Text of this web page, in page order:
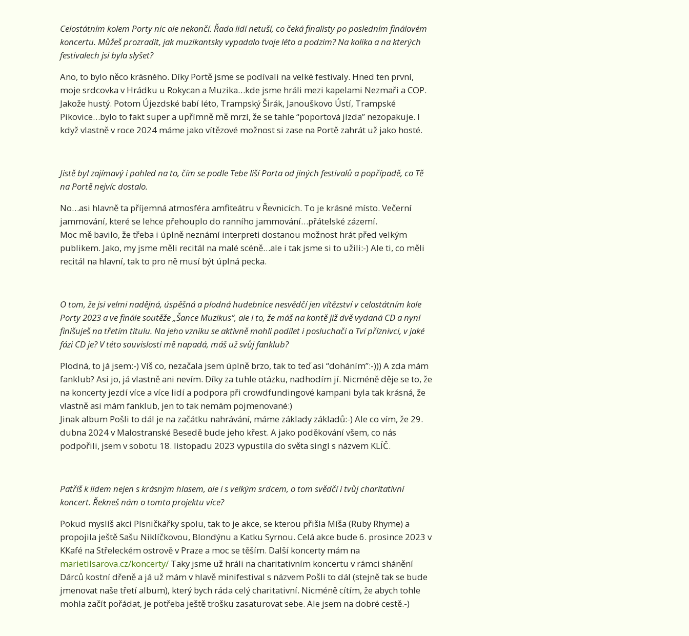
Celostátním kolem Porty nic ale nekončí. Řada lidí netuší, co čeká finalisty po posledním finálovém
koncertu. Můžeš prozradit, jak muzikantsky vypadalo tvoje léto a podzim? Na kolika a na kterých
festivalech jsi byla slyšet?
Ano, to bylo něco krásného. Díky Portě jsme se podívali na velké festivaly. Hned ten první,
moje srdcovka v Hrádku u Rokycan a Muzika…kde jsme hráli mezi kapelami Nezmaři a COP.
Jakože hustý. Potom Újezdské babí léto, Trampský Širák, Janouškovo Ústí, Trampské
Pikovice…bylo to fakt super a upřímně mě mrzí, že se tahle “poportová jízda” nezopakuje. I
když vlastně v roce 2024 máme jako vítězové možnost si zase na Portě zahrát už jako hosté.
Jistě byl zajímavý i pohled na to, čím se podle Tebe liší Porta od jiných festivalů a popřípadě, co Tě
na Portě nejvíc dostalo.
No…asi hlavně ta příjemná atmosféra amfiteátru v Řevnicích. To je krásné místo. Večerní
jammování, které se lehce přehouplo do ranního jammování…přátelské zázemí.
Moc mě bavilo, že třeba i úplně neznámí interpreti dostanou možnost hrát před velkým
publikem. Jako, my jsme měli recitál na malé scéně…ale i tak jsme si to užili:-) Ale ti, co měli
recitál na hlavní, tak to pro ně musí být úplná pecka.
O tom, že jsi velmi nadějná, úspěšná a plodná hudebnice nesvědčí jen vítězství v celostátním kole
Porty 2023 a ve finále soutěže „Šance Muzikus“, ale i to, že máš na kontě již dvě vydaná CD a nyní
finišuješ na třetím titulu. Na jeho vzniku se aktivně mohli podílet i posluchači a Tví příznivci, v jaké
fázi CD je? V této souvislosti mě napadá, máš už svůj fanklub?
Plodná, to já jsem:-) Víš co, nezačala jsem úplně brzo, tak to teď asi “doháním”:-))) A zda mám
fanklub? Asi jo, já vlastně ani nevím. Díky za tuhle otázku, nadhodím jí. Nicméně děje se to, že
na koncerty jezdí více a více lidí a podpora při crowdfundingové kampani byla tak krásná, že
vlastně asi mám fanklub, jen to tak nemám pojmenované:)
Jinak album Pošli to dál je na začátku nahrávání, máme základy základů:-) Ale co vím, že 29.
dubna 2024 v Malostranské Besedě bude jeho křest. A jako poděkování všem, co nás
podpořili, jsem v sobotu 18. listopadu 2023 vypustila do světa singl s názvem KLÍČ.
Patříš k lidem nejen s krásným hlasem, ale i s velkým srdcem, o tom svědčí i tvůj charitativní
koncert. Řekneš nám o tomto projektu více?
Pokud myslíš akci Písničkářky spolu, tak to je akce, se kterou přišla Míša (Ruby Rhyme) a
propojila ještě Sašu Niklíčkovou, Blondýnu a Katku Syrnou. Celá akce bude 6. prosince 2023 v
KKafé na Střeleckém ostrově v Praze a moc se těším. Další koncerty mám na
marietilsarova.cz/koncerty/ Taky jsme už hráli na charitativním koncertu v rámci shánění
Dárců kostní dřeně a já už mám v hlavě minifestival s názvem Pošli to dál (stejně tak se bude
jmenovat naše třetí album), který bych ráda celý charitativní. Nicméně cítím, že abych tohle
mohla začít pořádat, je potřeba ještě trošku zasaturovat sebe. Ale jsem na dobré cestě.-)